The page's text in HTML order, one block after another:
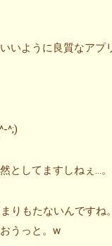
いように良質なアプ
^;)
としてますしねぇ…。
りもたないんです
うっと。w